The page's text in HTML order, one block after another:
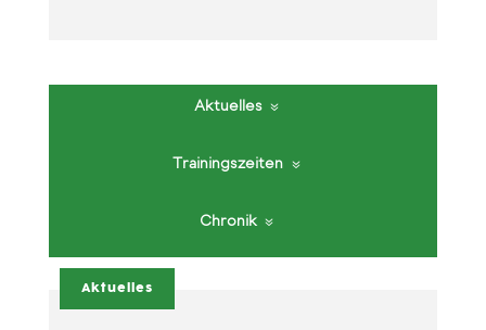
Aktuelles
Trainingszeiten
Chronik
Aktuelles